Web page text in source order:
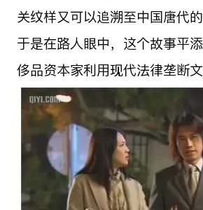
关纹样又可以追溯至中国唐代的
于是在路人眼中，这个故事平
侈品资本家利用现代法律垄断文